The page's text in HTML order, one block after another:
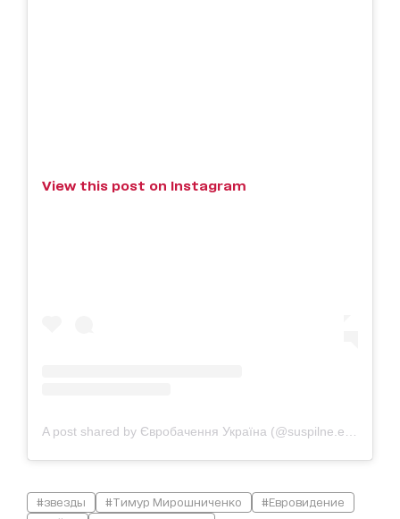
View this post on Instagram
#звезды #Тимур Мирошниченко
#Евровидение